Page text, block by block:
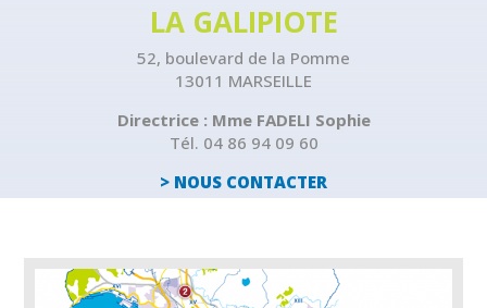
LA GALIPIOTE
52, boulevard de la Pomme
13011 MARSEILLE
Directrice : Mme FADELI Sophie
Tél. 04 86 94 09 60
> NOUS CONTACTER